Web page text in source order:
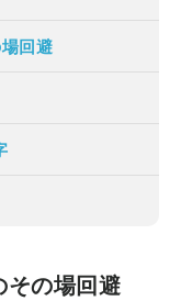
回避
その場回避